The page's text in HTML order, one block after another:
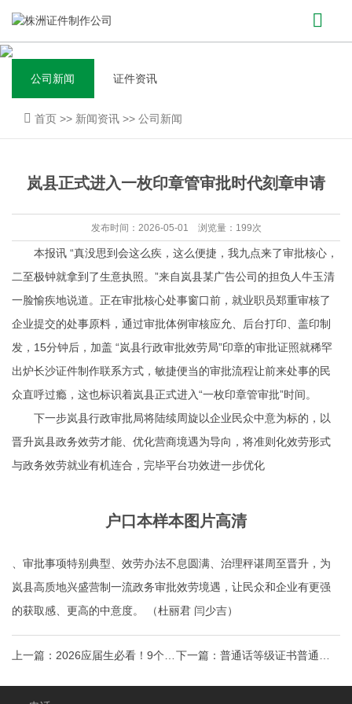
公司新闻 证件资讯
首页 >> 新闻资讯 >> 公司新闻
岚县正式进入一枚印章管审批时代刻章申请
发布时间：2026-05-01 浏览量：199次
本报讯 “真没思到会这么疾，这么便捷，我九点来了审批核心，
二至极钟就拿到了生意执照。”来自岚县某广告公司的担负人牛玉清
一脸愉疾地说道。正在审批核心处事窗口前，就业职员郑重审核了
企业提交的处事原料，通过审批体例审核应允、后台打印、盖印制
发，15分钟后，加盖 “岚县行政审批效劳局”印章的审批证照就稀罕
出炉长沙证件制作联系方式 ，敏捷便当的审批流程让前来处事的民
众直呼过瘾，这也标识着岚县正式进入“一枚印章管审批”时间。
下一步岚县行政审批局将陆续周旋以企业民众中意为标的，以
晋升岚县政务效劳才能、优化营商境遇为导向，将准则化效劳形式
与政务效劳就业有机连合，完毕平台功效进一步优化
户口本样本图片高清
、审批事项特别典型、效劳办法不息圆满、治理秤谌周至晋升，为
岚县高质地兴盛营制一流政务审批效劳境遇，让民众和企业有更强
的获取感、更高的中意度。 （杜丽君 闫少吉）
上一篇： 2026应届生必看！9个高
含金量证书持证长沙证件制作薪
下一篇： 普通话等级证书普通话
证书等级划分详解